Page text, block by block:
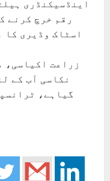
اینڈسیکنڈری
رقم خرچ کرنے
اسٹاک وڈیری کا
زراعت اکیاسی،
نکاسی آب کے
گیاہے،